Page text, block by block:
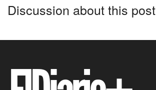
Discussion about this post